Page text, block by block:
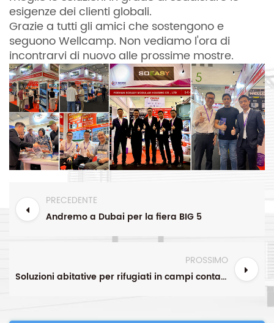
esigenze dei clienti globali.
Grazie a tutti gli amici che sostengono e
seguono Wellcamp. Non vediamo l'ora di
incontrarvi di nuovo alle prossime mostre.
PRECEDENTE
Andremo a Dubai per la fiera BIG 5
PROSSIMO
Soluzioni abitative per rifugiati in campi container SOEASY